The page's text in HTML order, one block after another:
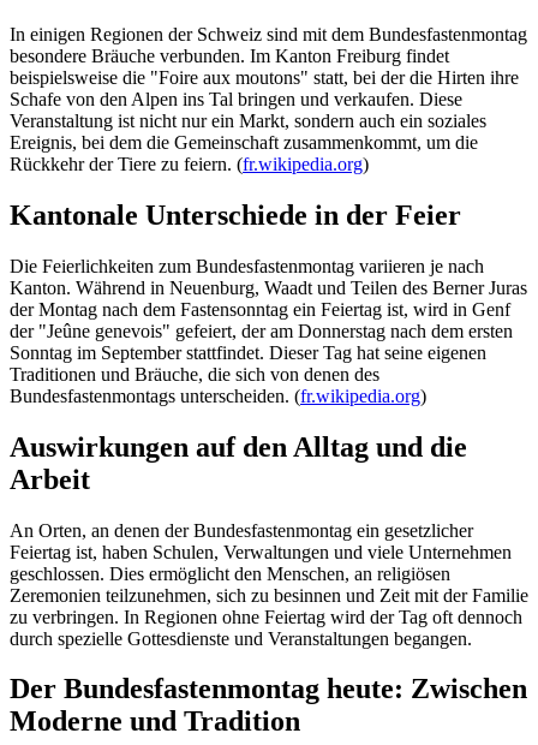
In einigen Regionen der Schweiz sind mit dem Bundesfastenmontag
besondere Bräuche verbunden. Im Kanton Freiburg findet
beispielsweise die "Foire aux moutons" statt, bei der die Hirten ihre
Schafe von den Alpen ins Tal bringen und verkaufen. Diese
Veranstaltung ist nicht nur ein Markt, sondern auch ein soziales
Ereignis, bei dem die Gemeinschaft zusammenkommt, um die
Rückkehr der Tiere zu feiern. (fr.wikipedia.org)
Kantonale Unterschiede in der Feier
Die Feierlichkeiten zum Bundesfastenmontag variieren je nach
Kanton. Während in Neuenburg, Waadt und Teilen des Berner Juras
der Montag nach dem Fastensonntag ein Feiertag ist, wird in Genf
der "Jeûne genevois" gefeiert, der am Donnerstag nach dem ersten
Sonntag im September stattfindet. Dieser Tag hat seine eigenen
Traditionen und Bräuche, die sich von denen des
Bundesfastenmontags unterscheiden. (fr.wikipedia.org)
Auswirkungen auf den Alltag und die
Arbeit
An Orten, an denen der Bundesfastenmontag ein gesetzlicher
Feiertag ist, haben Schulen, Verwaltungen und viele Unternehmen
geschlossen. Dies ermöglicht den Menschen, an religiösen
Zeremonien teilzunehmen, sich zu besinnen und Zeit mit der Familie
zu verbringen. In Regionen ohne Feiertag wird der Tag oft dennoch
durch spezielle Gottesdienste und Veranstaltungen begangen.
Der Bundesfastenmontag heute: Zwischen
Moderne und Tradition